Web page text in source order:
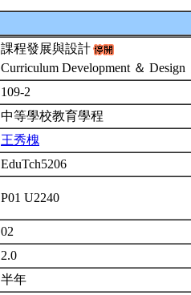
課程發展與設計
Curriculum Development ＆ Design
109-2
中等學校教育學程
王秀槐
EduTch5206
P01 U2240
02
2.0
半年